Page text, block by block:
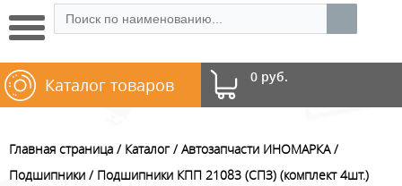
0 руб.
Каталог товаров
Главная страница Каталог
Автозапчасти ИНОМАРКА
Подшипники
Подшипники КПП 21083 (СПЗ) (комплект 4шт.)